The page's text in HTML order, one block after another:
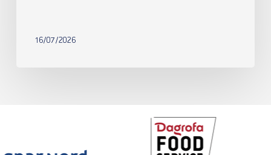
16/07/2026